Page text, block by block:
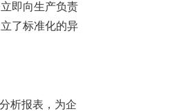
即向生产负责
了标准化的异
析报表，为企